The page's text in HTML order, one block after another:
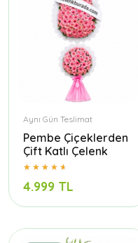
Aynı Gün Teslimat
Pembe Çiçeklerden
Çift Katlı Çelenk
4.999 TL